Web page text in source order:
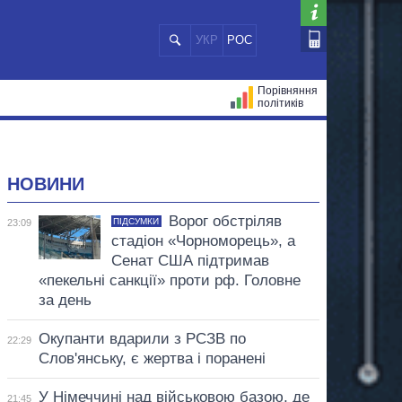
УКР РОС
Порівняння
політиків
НОВИНИ
23:09 ПІДСУМКИ
Ворог обстріляв
стадіон «Чорноморець», а
Сенат США підтримав
«пекельні санкції» проти рф. Головне
за день
22:29
Окупанти вдарили з РСЗВ по
Слов'янську, є жертва і поранені
21:45
У Німеччині над військовою базою, де